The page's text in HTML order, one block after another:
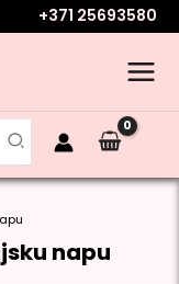
+371 25693580
napu